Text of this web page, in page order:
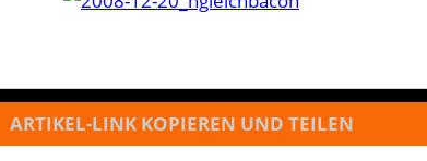
ARTIKEL-LINK KOPIEREN UND TEILEN